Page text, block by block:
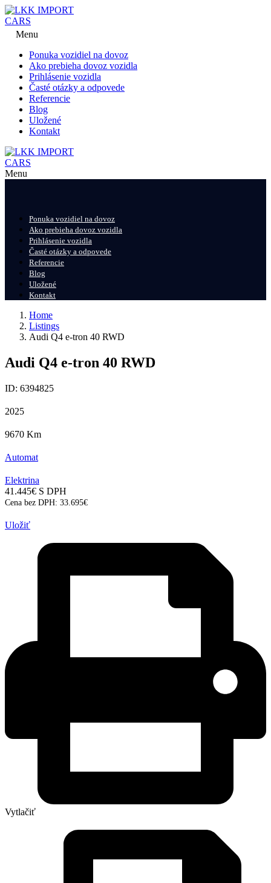
Menu
Ponuka vozidiel na dovoz
Ako prebieha dovoz vozidla
Prihlásenie vozidla
Časté otázky a odpovede
Referencie
Blog
Uložené
Kontakt
Menu
Ponuka vozidiel na dovoz
Ako prebieha dovoz vozidla
Prihlásenie vozidla
Časté otázky a odpovede
Referencie
Blog
Uložené
Kontakt
Home
Listings
Audi Q4 e-tron 40 RWD
Audi Q4 e-tron 40 RWD
ID: 6394825
2025
9670 Km
Automat
Elektrina
41.445€ S DPH
Cena bez DPH: 33.695€
Uložiť
Vytlačiť